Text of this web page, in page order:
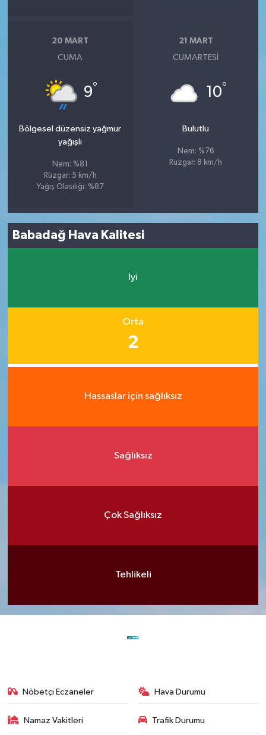
20 MART
CUMA
9°
Bölgesel düzensiz yağmur
yağışlı
Nem: %81
Rüzgar: 5 km/h
Yağış Olasılığı: %87
21 MART
CUMARTESI
10°
Bulutlu
Nem: %76
Rüzgar: 8 km/h
Babadağ Hava Kalitesi
İyi
Orta
2
Hassaslar için sağlıksız
Sağlıksız
Çok Sağlıksız
Tehlikeli
Nöbetçi Eczaneler Hava Durumu
Namaz Vakitleri Trafik Durumu